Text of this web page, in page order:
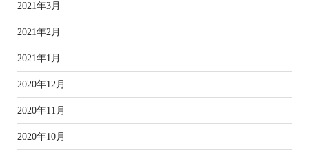
2021年3月
2021年2月
2021年1月
2020年12月
2020年11月
2020年10月